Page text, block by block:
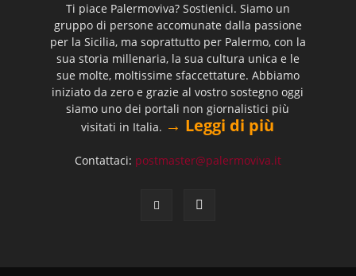
Ti piace Palermoviva? Sostienici. Siamo un
gruppo di persone accomunate dalla passione
per la Sicilia, ma soprattutto per Palermo, con la
sua storia millenaria, la sua cultura unica e le
sue molte, moltissime sfaccettature. Abbiamo
iniziato da zero e grazie al vostro sostegno oggi
siamo uno dei portali non giornalistici più
visitati in Italia. → Leggi di più
Contattaci: postmaster@palermoviva.it